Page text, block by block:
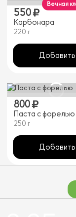
550
Карбонара
220 г
Добавить
Вечная
800
Паста с форелью
250 г
Добавить